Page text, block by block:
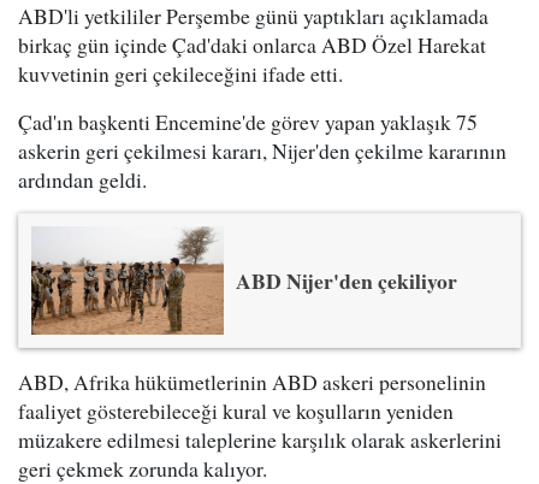
ABD'li yetkililer Perşembe günü yaptıkları açıklamada
birkaç gün içinde Çad'daki onlarca ABD Özel Harekat
kuvvetinin geri çekileceğini ifade etti.
Çad'ın başkenti Encemine'de görev yapan yaklaşık 75
askerin geri çekilmesi kararı, Nijer'den çekilme kararının
ardından geldi.
ABD Nijer'den çekiliyor
ABD, Afrika hükümetlerinin ABD askeri personelinin
faaliyet gösterebileceği kural ve koşulların yeniden
müzakere edilmesi taleplerine karşılık olarak askerlerini
geri çekmek zorunda kalıyor.